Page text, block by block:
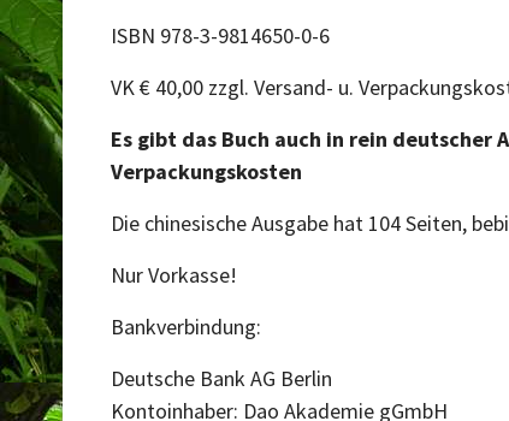
ISBN 978-3-9814650-0-6
VK € 40,00 zzgl. Versand- u.
Es gibt das Buch auch in rein deutscher
Verpackungskosten
Die chinesische Ausgabe hat 104 Seiten,
Nur Vorkasse!
Bankverbindung:
Deutsche Bank AG Berlin
Kontoinhaber: Dao Akademie gGmbH